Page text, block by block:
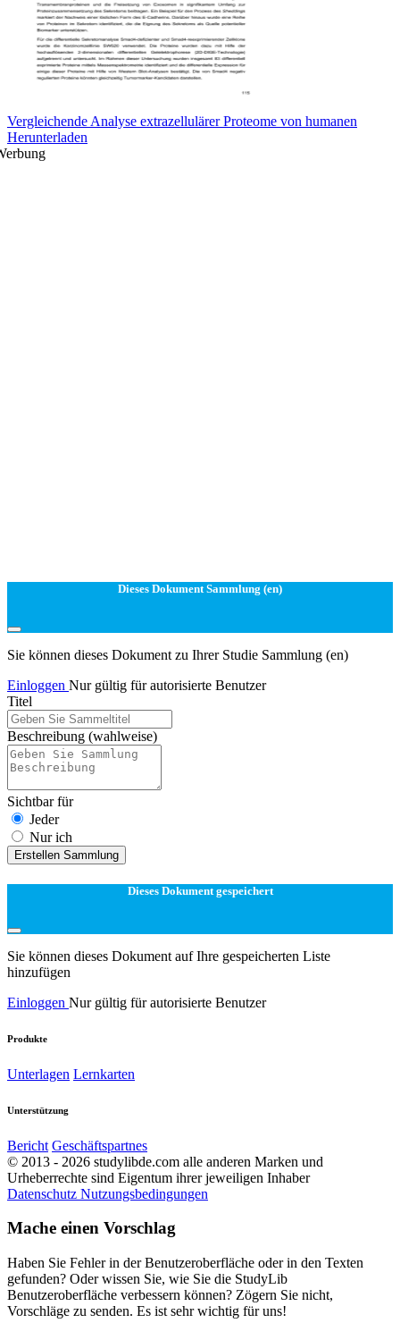
Vergleichende Analyse extrazellulärer Proteome von humanen
Herunterladen
Dieses Dokument Sammlung (en)
Sie können dieses Dokument zu Ihrer Studie Sammlung (en)
Einloggen Nur gültig für autorisierte Benutzer
Titel
Beschreibung (wahlweise)
Sichtbar für
Jeder
Nur ich
Erstellen Sammlung
Dieses Dokument gespeichert
Sie können dieses Dokument auf Ihre gespeicherten Liste
hinzufügen
Einloggen Nur gültig für autorisierte Benutzer
Produkte
Unterlagen Lernkarten
Unterstützung
Bericht Geschäftspartnes
© 2013 - 2026 studylibde.com alle anderen Marken und
Urheberrechte sind Eigentum ihrer jeweiligen Inhaber
Datenschutz Nutzungsbedingungen
Mache einen Vorschlag
Haben Sie Fehler in der Benutzeroberfläche oder in den Texten
gefunden? Oder wissen Sie, wie Sie die StudyLib
Benutzeroberfläche verbessern können? Zögern Sie nicht,
Vorschläge zu senden. Es ist sehr wichtig für uns!